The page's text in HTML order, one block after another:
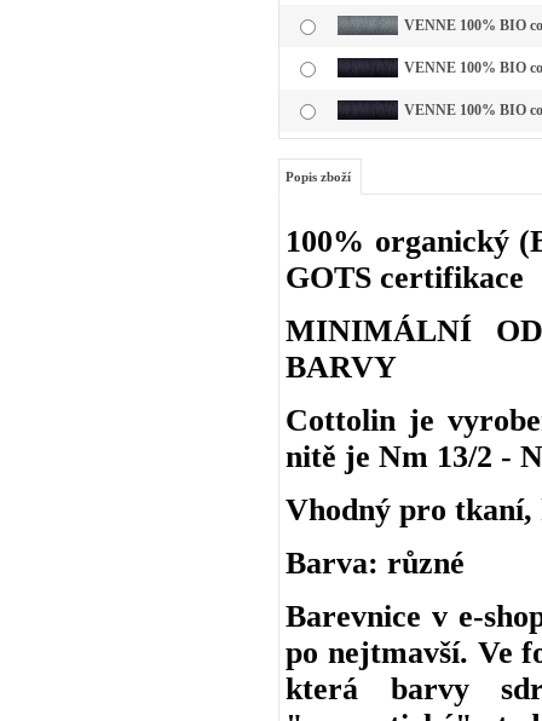
VENNE 100% BIO
VENNE 100% BIO
VENNE 100% BIO
Popis zboží
100% organický
GOTS certifikace
MINIMÁLNÍ
BARVY
Cottolin je
nitě je Nm 13/2 -
Vhodný pro tkaní,
Barva: různé
Barevnice v e-
po nejtmavší. Ve
která barvy